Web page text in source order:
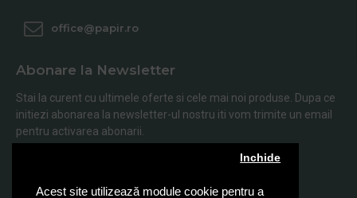
Acest site utilizează module cookie pentru a
Inchide
office@papir.ro
Abonare la Newsletter
Stai la curent cu ultimele oferte si cele mai noi produse. Dupa ce
initiezi abonarea la newsletter-ul nostru iti vom trimite un email
pentru activarea abonarii.
Abonare